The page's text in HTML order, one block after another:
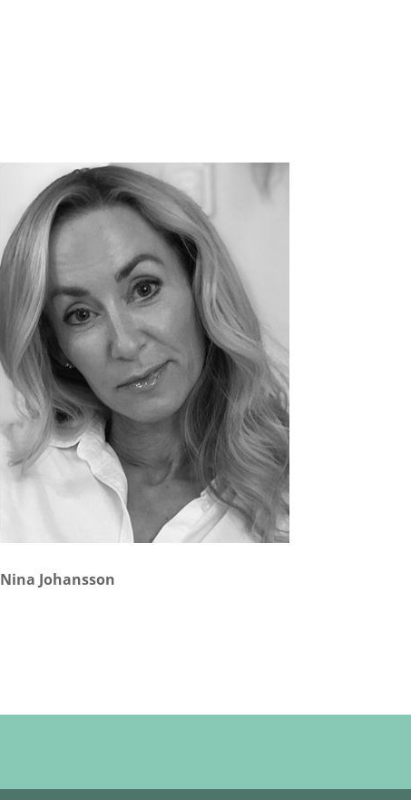
Nina Johansson